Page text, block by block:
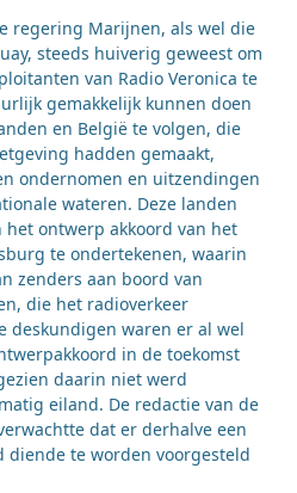
regering Marijnen, als wel die
steeds huiverig geweest om
van Radio Veronica te
gemakkelijk kunnen doen
en België te volgen, die
hadden gemaakt,
ondernomen en uitzendingen
wateren. Deze landen
ontwerp akkoord van het
te ondertekenen, waarin
zenders aan boord van
die het radioverkeer
deskundigen waren er al wel
in de toekomst
daarin niet werd
eiland. De redactie van de
dat er derhalve een
diende te worden voorgesteld